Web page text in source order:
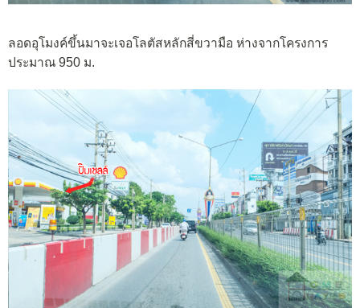
ลอดอุโมงค์ขึ้นมาจะเจอโลตัสหลักสี่ขวามือ ห่างจากโครงการ
ประมาณ 950 ม.